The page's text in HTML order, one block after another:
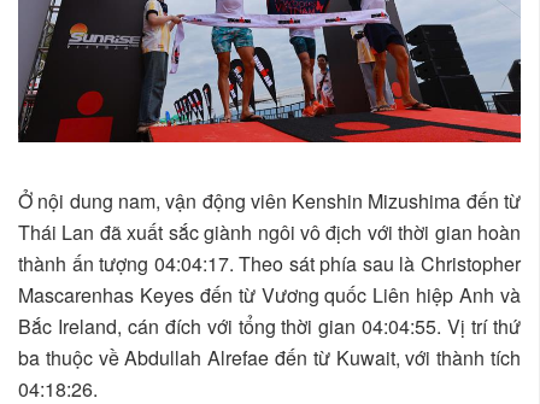
Ở nội dung nam, vận động viên Kenshin Mizushima đến từ
Thái Lan đã xuất sắc giành ngôi vô địch với thời gian hoàn
thành ấn tượng 04:04:17. Theo sát phía sau là Christopher
Mascarenhas Keyes đến từ Vương quốc Liên hiệp Anh và
Bắc Ireland, cán đích với tổng thời gian 04:04:55. Vị trí thứ
ba thuộc về Abdullah Alrefae đến từ Kuwait, với thành tích
04:18:26.